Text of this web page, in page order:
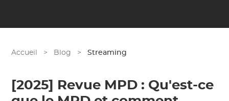
Accueil > Blog > Streaming
[2025] Revue MPD : Qu'est-ce